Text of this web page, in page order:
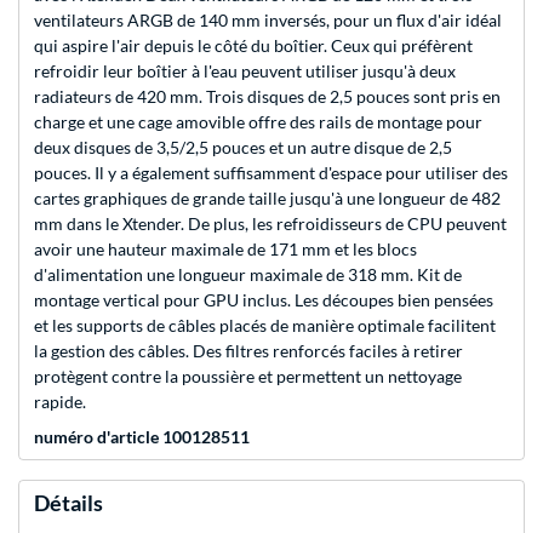
ventilateurs ARGB de 140 mm inversés, pour un flux d'air idéal
qui aspire l'air depuis le côté du boîtier. Ceux qui préfèrent
refroidir leur boîtier à l'eau peuvent utiliser jusqu'à deux
radiateurs de 420 mm. Trois disques de 2,5 pouces sont pris en
charge et une cage amovible offre des rails de montage pour
deux disques de 3,5/2,5 pouces et un autre disque de 2,5
pouces. Il y a également suffisamment d'espace pour utiliser des
cartes graphiques de grande taille jusqu'à une longueur de 482
mm dans le Xtender. De plus, les refroidisseurs de CPU peuvent
avoir une hauteur maximale de 171 mm et les blocs
d'alimentation une longueur maximale de 318 mm. Kit de
montage vertical pour GPU inclus. Les découpes bien pensées
et les supports de câbles placés de manière optimale facilitent
la gestion des câbles. Des filtres renforcés faciles à retirer
protègent contre la poussière et permettent un nettoyage
rapide.
numéro d'article 100128511
Détails